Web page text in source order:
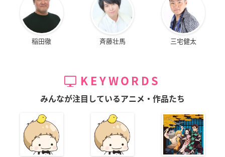
稲田徹 斉藤壮馬 三宅健太
KEYWORDS
みんなが注目しているアニメ・作品たち